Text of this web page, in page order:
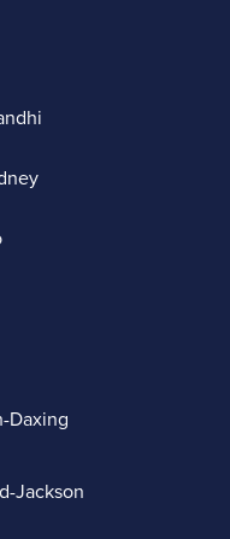
Daxing
Jackson